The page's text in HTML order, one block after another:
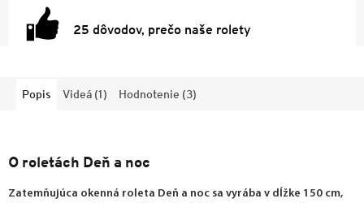
25 dôvodov, prečo naše rolety
Popis Videá (1) Hodnotenie (3)
O roletách Deň a noc
Zatemňujúca okenná roleta Deň a noc sa vyrába v dĺžke 150 cm,